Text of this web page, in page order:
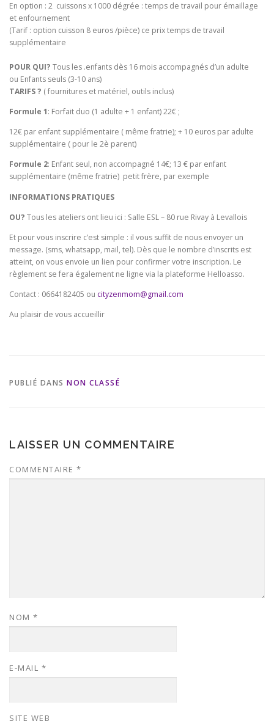
En option : 2 cuissons x 1000 dégrée : temps de travail pour émaillage
et enfournement
(Tarif : option cuisson 8 euros /pièce) ce prix temps de travail
supplémentaire
POUR QUI? Tous les .enfants dès 16 mois accompagnés d’un adulte
ou Enfants seuls (3-10 ans)
TARIFS ? ( fournitures et matériel, outils inclus)
Formule 1: Forfait duo (1 adulte + 1 enfant) 22€ ;
12€ par enfant supplémentaire ( même fratrie); + 10 euros par adulte
supplémentaire ( pour le 2è parent)
Formule 2: Enfant seul, non accompagné 14€; 13 € par enfant
supplémentaire (même fratrie) petit frère, par exemple
INFORMATIONS PRATIQUES
OU? Tous les ateliers ont lieu ici : Salle ESL – 80 rue Rivay à Levallois
Et pour vous inscrire c’est simple : il vous suffit de nous envoyer un
message. (sms, whatsapp, mail, tel). Dès que le nombre d’inscrits est
atteint, on vous envoie un lien pour confirmer votre inscription. Le
règlement se fera également ne ligne via la plateforme Helloasso.
Contact : 0664182405 ou cityzenmom@gmail.com
Au plaisir de vous accueillir
PUBLIÉ DANS NON CLASSÉ
LAISSER UN COMMENTAIRE
COMMENTAIRE *
NOM *
E-MAIL *
SITE WEB